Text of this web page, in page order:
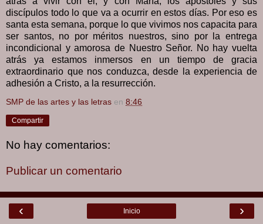
discípulos todo lo que va a ocurrir en estos días. Por eso es
santa esta semana, porque lo que vivimos nos capacita para
ser santos, no por méritos nuestros, sino por la entrega
incondicional y amorosa de Nuestro Señor. No hay vuelta
atrás ya estamos inmersos en un tiempo de gracia
extraordinario que nos conduzca, desde la experiencia de
adhesión a Cristo, a la resurrección.
SMP de las artes y las letras en 8:46
Compartir
No hay comentarios:
Publicar un comentario
‹ ›
Inicio